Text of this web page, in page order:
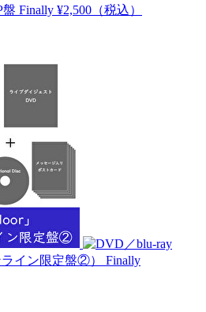
盤 Finally ¥2,500（税込）
イン限定盤②） Finally